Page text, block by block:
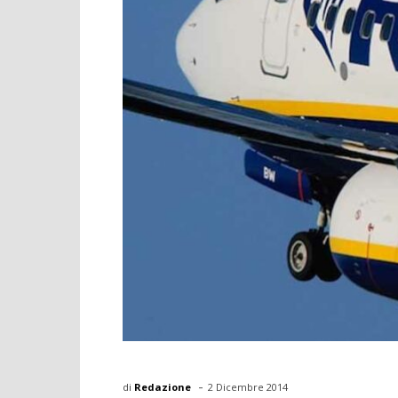
di Redazione - 2 Dicembre 2014